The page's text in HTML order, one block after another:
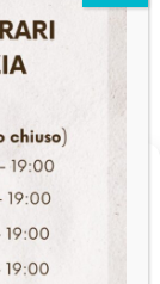
aggregata e
i
il
2026